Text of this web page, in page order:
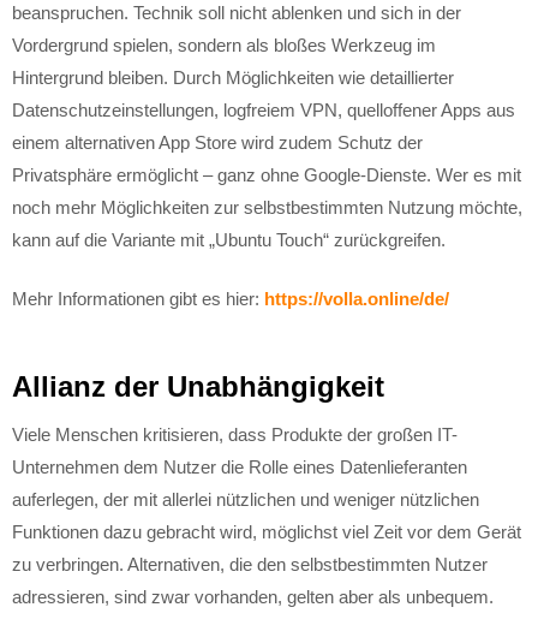
beanspruchen. Technik soll nicht ablenken und sich in der
Vordergrund spielen, sondern als bloßes Werkzeug im
Hintergrund bleiben. Durch Möglichkeiten wie detaillierter
Datenschutzeinstellungen, logfreiem VPN, quelloffener Apps aus
einem alternativen App Store wird zudem Schutz der
Privatsphäre ermöglicht – ganz ohne Google-Dienste. Wer es mit
noch mehr Möglichkeiten zur selbstbestimmten Nutzung möchte,
kann auf die Variante mit „Ubuntu Touch“ zurückgreifen.
Mehr Informationen gibt es hier: https://volla.online/de/
Allianz der Unabhängigkeit
Viele Menschen kritisieren, dass Produkte der großen IT-
Unternehmen dem Nutzer die Rolle eines Datenlieferanten
auferlegen, der mit allerlei nützlichen und weniger nützlichen
Funktionen dazu gebracht wird, möglichst viel Zeit vor dem Gerät
zu verbringen. Alternativen, die den selbstbestimmten Nutzer
adressieren, sind zwar vorhanden, gelten aber als unbequem.